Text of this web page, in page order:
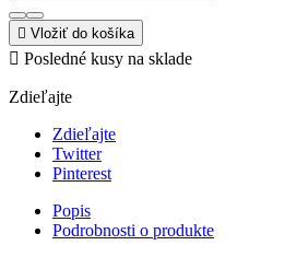
 Vložiť do košíka
 Posledné kusy na sklade
Zdieľajte
Zdieľajte
Twitter
Pinterest
Popis
Podrobnosti o produkte